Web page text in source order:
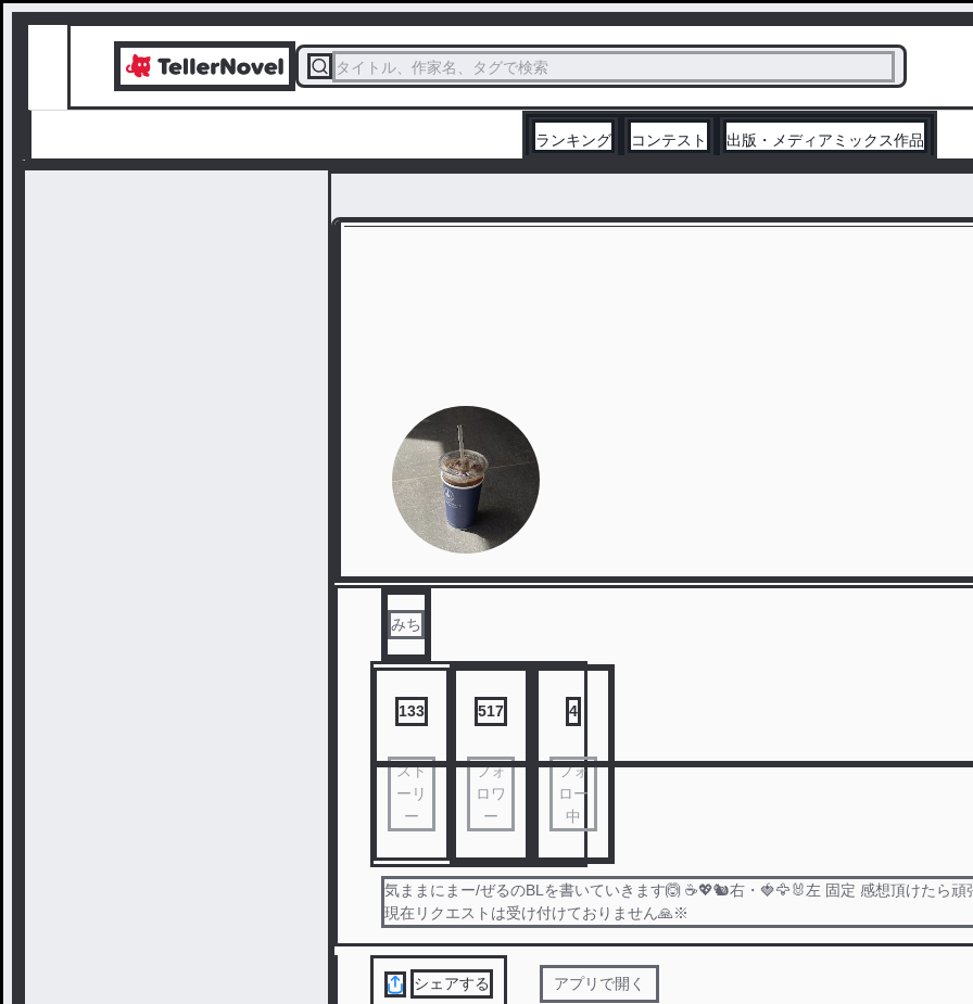
タイトル、作家名、タグで検索
ランキング コンテスト 出版・メディアミックス作品
みち
133
スト
ーリ
ー
517
フォ
ロワ
ー
4
フォ
ロー
中
気ままにまー/ぜるのBLを書いていきます🙆 ☕️💖🐿右・🍓🦅🐰左 固定 感想頂けたら頑
現在リクエストは受け付けておりません🙏※
シェアする アプリで開く